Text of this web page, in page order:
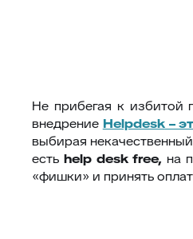
Не прибегая к
внедрение Helpdesk–
выбирая
есть help desk free, на
«фишки» и принять